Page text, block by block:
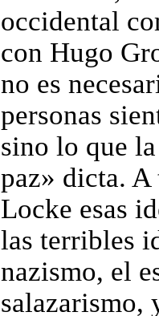
occidental
con Hugo
no es
personas
sino lo que
paz» dicta. A
Locke esas
las terribles
nazismo, el
salazarismo,